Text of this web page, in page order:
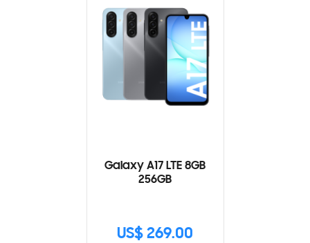
Galaxy A17 LTE 8GB
256GB
US$ 269.00